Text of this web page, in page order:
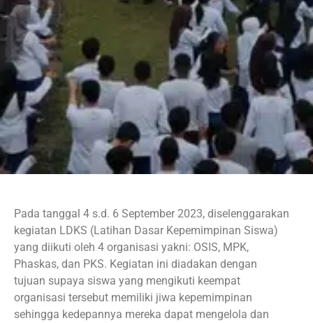
Pada tanggal 4 s.d. 6 September 2023, diselenggarakan
kegiatan LDKS (Latihan Dasar Kepemimpinan Siswa)
yang diikuti oleh 4 organisasi yakni: OSIS, MPK,
Phaskas, dan PKS. Kegiatan ini diadakan dengan
tujuan supaya siswa yang mengikuti keempat
organisasi tersebut memiliki jiwa kepemimpinan
sehingga kedepannya mereka dapat mengelola dan